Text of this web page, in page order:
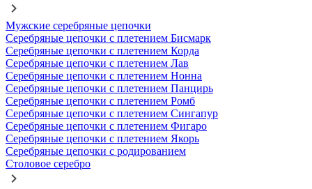
Мужские серебряные цепочки
Серебряные цепочки с плетением Бисмарк
Серебряные цепочки с плетением Корда
Серебряные цепочки с плетением Лав
Серебряные цепочки с плетением Нонна
Серебряные цепочки с плетением Панцирь
Серебряные цепочки с плетением Ромб
Серебряные цепочки с плетением Сингапур
Серебряные цепочки с плетением Фигаро
Серебряные цепочки с плетением Якорь
Серебряные цепочки с родированием
Столовое серебро